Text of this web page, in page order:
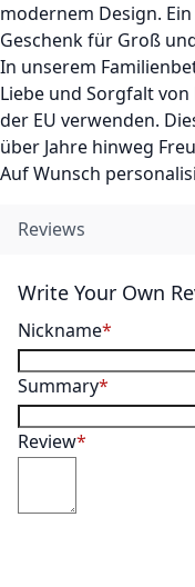
modernem Design.
Geschenk für Groß
In unserem
Liebe und Sorgfalt
der EU verwenden.
über Jahre hinweg
Auf Wunsch
Reviews
Write Your Own
Nickname
Summary
Review